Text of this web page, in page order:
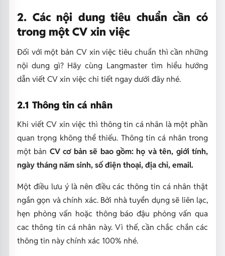
2. Các nội dung tiêu chuẩn cần có
trong một CV xin việc
Đối với một bản CV xin việc tiêu chuẩn thì cần những
nội dung gì? Hãy cùng Langmaster tìm hiểu hướng
dẫn viết CV xin việc chi tiết ngay dưới đây nhé.
2.1 Thông tin cá nhân
Khi viết CV xin việc thì thông tin cá nhân là một phần
quan trọng không thể thiếu. Thông tin cá nhân trong
một bản CV cơ bản sẽ bao gồm: họ và tên, giới tính,
ngày tháng năm sinh, số điện thoại, địa chỉ, email.
Một điều lưu ý là nên điều các thông tin cá nhân thật
ngắn gọn và chính xác. Bởi nhà tuyển dụng sẽ liên lạc,
hẹn phỏng vấn hoặc thông báo đậu phỏng vấn qua
cac thông tin cá nhân này. Vì thế, cần chắc chắn các
thông tin này chính xác 100% nhé.